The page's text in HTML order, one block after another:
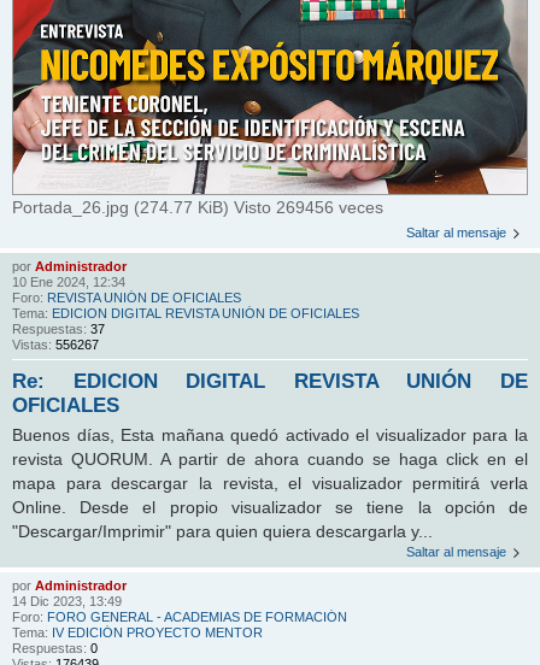
Portada_26.jpg (274.77 KiB) Visto 269456 veces
Saltar al mensaje
por Administrador
10 Ene 2024, 12:34
Foro: REVISTA UNIÓN DE OFICIALES
Tema: EDICION DIGITAL REVISTA UNIÓN DE OFICIALES
Respuestas: 37
Vistas: 556267
Re: EDICION DIGITAL REVISTA UNIÓN DE
OFICIALES
Buenos días, Esta mañana quedó activado el visualizador para la
revista QUORUM. A partir de ahora cuando se haga click en el
mapa para descargar la revista, el visualizador permitirá verla
Online. Desde el propio visualizador se tiene la opción de
"Descargar/Imprimir" para quien quiera descargarla y...
Saltar al mensaje
por Administrador
14 Dic 2023, 13:49
Foro: FORO GENERAL - ACADEMIAS DE FORMACIÓN
Tema: IV EDICIÓN PROYECTO MENTOR
Respuestas: 0